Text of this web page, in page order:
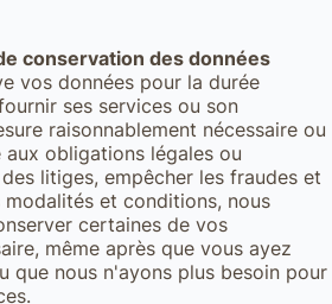
conservation des données
vos données pour la durée
ses services ou son
raisonnablement nécessaire ou
obligations légales ou
litiges, empêcher les fraudes et
et conditions, nous
certaines de vos
même après que vous ayez
que nous n'ayons plus besoin pour